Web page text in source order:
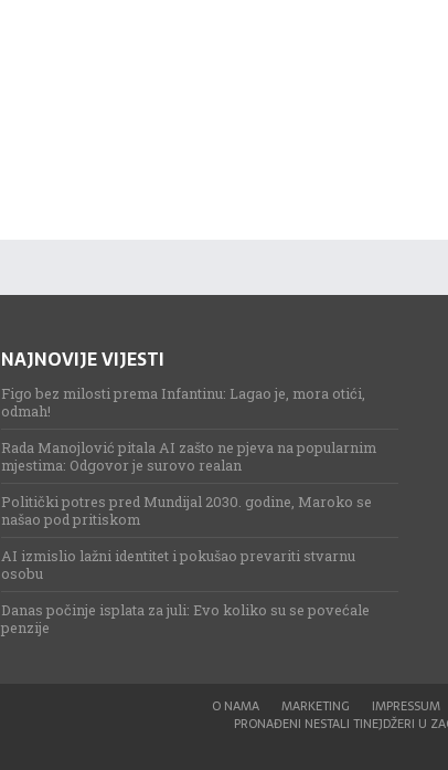
NAJNOVIJE VIJESTI
Figo bez milosti prema Infantinu: Lagao je, mora otići,
odmah!
Rada Manojlović pitala AI zašto ne pjeva na popularnim
mjestima: Odgovor je surovo realan
Politički potres pred Mundijal 2030. godine, Maroko se
našao pod pritiskom
AI izmislio lažni identitet i pokušao prevariti stvarnu
osobu
Danas počinje isplata za juli: Evo koliko su se povećale
penzije
O NAMA MARKETING IMPRESSUM
PRONAĐENI NESTALI TINEJDŽERI U